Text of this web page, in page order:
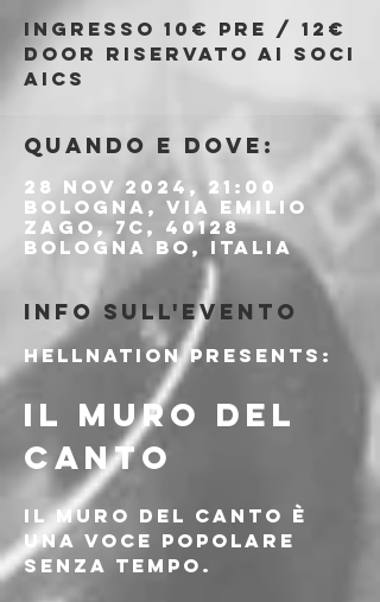
Ingresso 10€ PRE / 12€
DOOR riservato ai soci
AICS
Quando e dove:
28 nov 2024, 21:00
Bologna, Via Emilio
Zago, 7c, 40128
Bologna BO, Italia
Info sull'evento
HELLNATION PRESENTS:
IL MURO DEL
CANTO
Il Muro Del Canto è
una voce popolare
senza tempo.